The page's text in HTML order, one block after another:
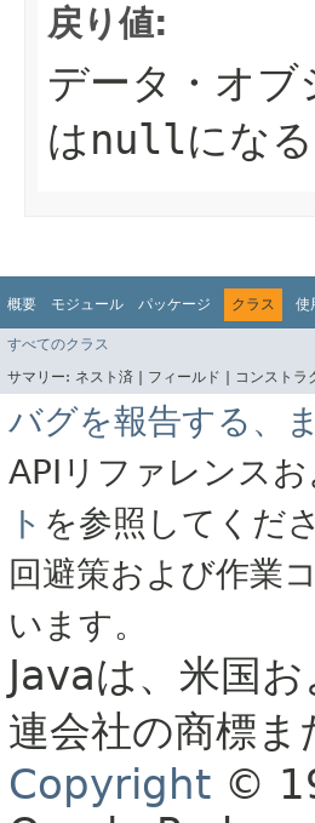
戻り値:
データ・オ
はnullにな
概要 モジュール パッケージ クラス 使
すべてのクラス
サマリー: ネスト済 | フィールド | コンストラ
バグを報告する、
APIリファレンス
ト を参照してくだ
回避策および作業
います。
Javaは、米国
連会社の商標
Copyright ©